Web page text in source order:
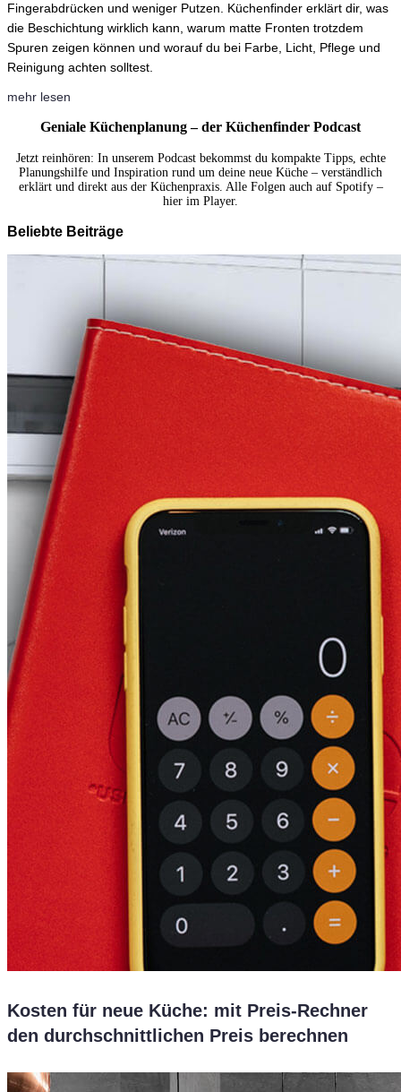
Fingerabdrücken und weniger Putzen. Küchenfinder erklärt dir, was
die Beschichtung wirklich kann, warum matte Fronten trotzdem
Spuren zeigen können und worauf du bei Farbe, Licht, Pflege und
Reinigung achten solltest.
mehr lesen
Geniale Küchenplanung – der Küchenfinder Podcast
Jetzt reinhören: In unserem Podcast bekommst du kompakte Tipps, echte
Planungshilfe und Inspiration rund um deine neue Küche – verständlich
erklärt und direkt aus der Küchenpraxis. Alle Folgen auch auf Spotify –
hier im Player.
Beliebte Beiträge
Kosten für neue Küche: mit Preis-Rechner
den durchschnittlichen Preis berechnen